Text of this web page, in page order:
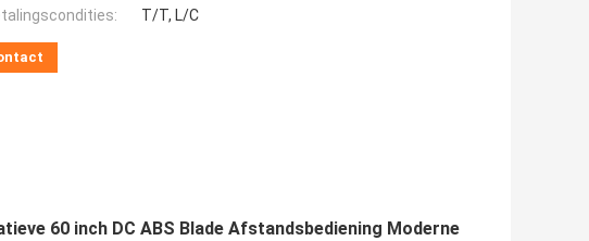
T/T, L/C
60 inch DC ABS Blade Afstandsbediening Moderne